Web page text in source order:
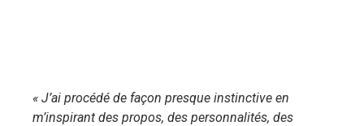
« J’ai procédé de façon presque instinctive en
m’inspirant des propos, des personnalités, des